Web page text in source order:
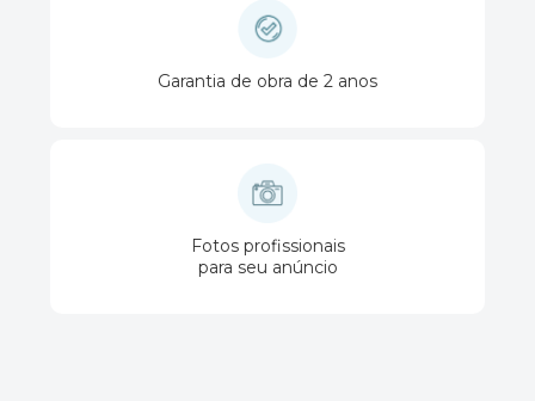
Garantia de obra de 2 anos
Fotos profissionais
para seu anúncio